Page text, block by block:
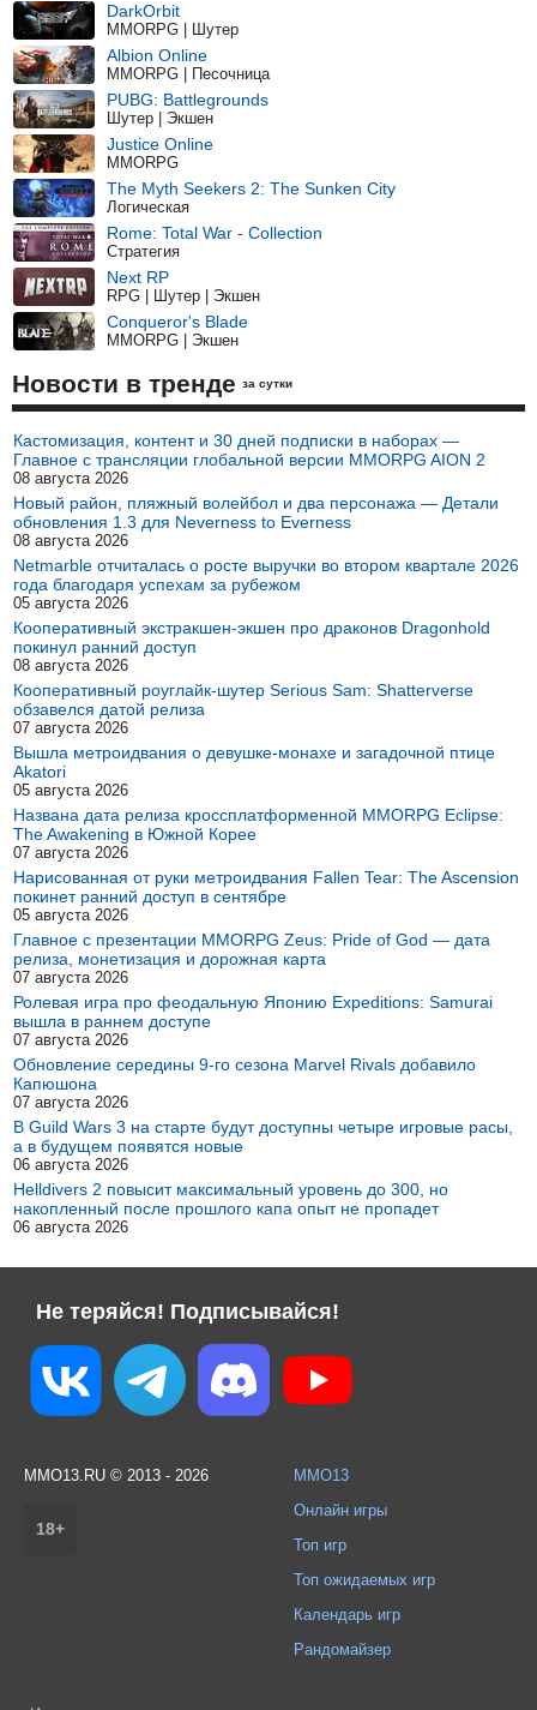
DarkOrbit
MMORPG | Шутер
Albion Online
MMORPG | Песочница
PUBG: Battlegrounds
Шутер | Экшен
Justice Online
MMORPG
The Myth Seekers 2: The Sunken City
Логическая
Rome: Total War - Collection
Стратегия
Next RP
RPG | Шутер | Экшен
Conqueror's Blade
MMORPG | Экшен
Новости в тренде за сутки
Кастомизация, контент и 30 дней подписки в наборах —
Главное с трансляции глобальной версии MMORPG AION 2
08 августа 2026
Новый район, пляжный волейбол и два персонажа — Детали
обновления 1.3 для Neverness to Everness
08 августа 2026
Netmarble отчиталась о росте выручки во втором квартале 2026
года благодаря успехам за рубежом
05 августа 2026
Кооперативный экстракшен-экшен про драконов Dragonhold
покинул ранний доступ
08 августа 2026
Кооперативный роуглайк-шутер Serious Sam: Shatterverse
обзавелся датой релиза
07 августа 2026
Вышла метроидвания о девушке-монахе и загадочной птице
Akatori
05 августа 2026
Названа дата релиза кроссплатформенной MMORPG Eclipse:
The Awakening в Южной Корее
07 августа 2026
Нарисованная от руки метроидвания Fallen Tear: The Ascension
покинет ранний доступ в сентябре
05 августа 2026
Главное с презентации MMORPG Zeus: Pride of God — дата
релиза, монетизация и дорожная карта
07 августа 2026
Ролевая игра про феодальную Японию Expeditions: Samurai
вышла в раннем доступе
07 августа 2026
Обновление середины 9-го сезона Marvel Rivals добавило
Капюшона
07 августа 2026
В Guild Wars 3 на старте будут доступны четыре игровые расы,
а в будущем появятся новые
06 августа 2026
Helldivers 2 повысит максимальный уровень до 300, но
накопленный после прошлого капа опыт не пропадет
06 августа 2026
Не теряйся! Подписывайся!
MMO13.RU © 2013 - 2026
18+
MMO13
Онлайн игры
Топ игр
Топ ожидаемых игр
Календарь игр
Рандомайзер